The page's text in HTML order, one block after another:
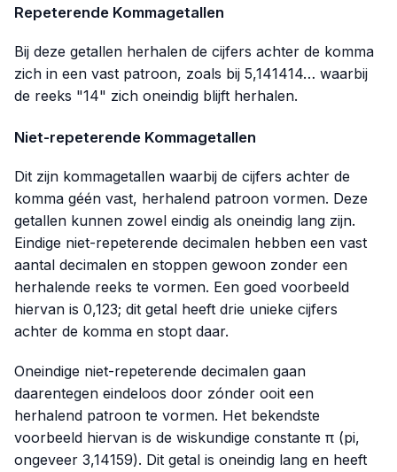
Repeterende Kommagetallen
Bij deze getallen herhalen de cijfers achter de komma
zich in een vast patroon, zoals bij 5,141414… waarbij
de reeks "14" zich oneindig blijft herhalen.
Niet-repeterende Kommagetallen
Dit zijn kommagetallen waarbij de cijfers achter de
komma géén vast, herhalend patroon vormen. Deze
getallen kunnen zowel eindig als oneindig lang zijn.
Eindige niet-repeterende decimalen hebben een vast
aantal decimalen en stoppen gewoon zonder een
herhalende reeks te vormen. Een goed voorbeeld
hiervan is 0,123; dit getal heeft drie unieke cijfers
achter de komma en stopt daar.
Oneindige niet-repeterende decimalen gaan
daarentegen eindeloos door zónder ooit een
herhalend patroon te vormen. Het bekendste
voorbeeld hiervan is de wiskundige constante π (pi,
ongeveer 3,14159). Dit getal is oneindig lang en heeft